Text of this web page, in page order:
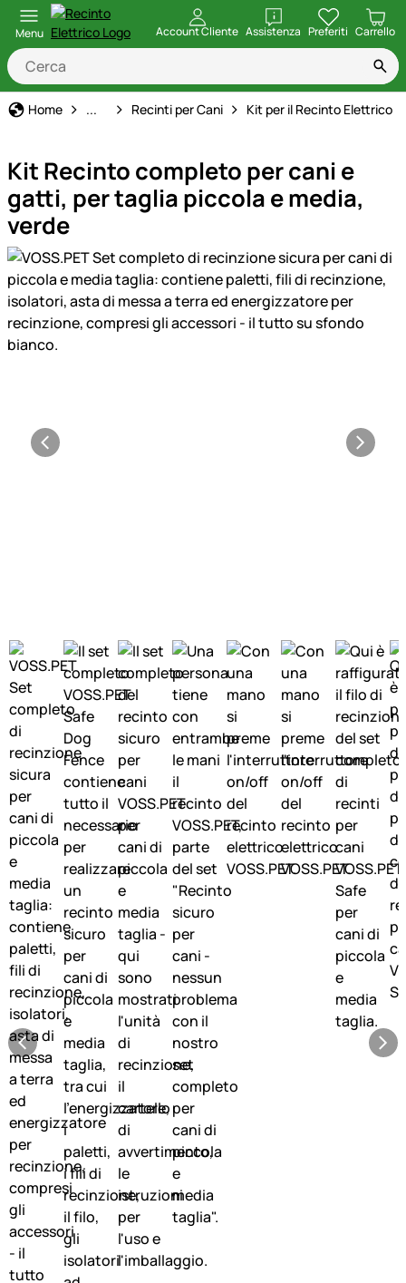
Menu Account Cliente Assistenza
apri Preferiti Carrello
Home Recinti per Cani
... Recinti per Cani Kit per il Recinto Elettrico
Kit Recinto completo per cani e
gatti, per taglia piccola e media,
verde
Galleria prodotti